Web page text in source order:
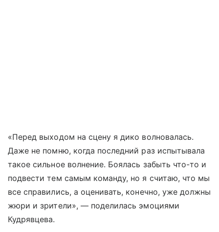
«Перед выходом на сцену я дико волновалась.
Даже не помню, когда последний раз испытывала
такое сильное волнение. Боялась забыть что-то и
подвести тем самым команду, но я считаю, что мы
все справились, а оценивать, конечно, уже должны
жюри и зрители», — поделилась эмоциями
Кудрявцева.